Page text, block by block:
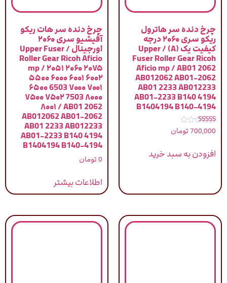
چرخ دنده سر هاترول
ریکو سری ۲۰۶۰ درجه
کیفیت یک (A) / Upper
Fuser Roller Gear Ricoh
Aficio mp / AB01 2062
AB012062 AB01-2062
AB01 2233 AB012233
AB01-2233 B140 4194
B1404194 B140-4194
نمره
5.00
700,000 تومان
افزودن به سبد خرید
چرخ دنده سر هات ریکو
آفیشیو سری ۲۰۶۰
اورجینال / Upper Fuser
Roller Gear Ricoh Aficio
mp / ۲۰۵۱ ۲۰۶۰ ۲۰۷۵
۵۵۰۰ ۶۰۰۰ ۶۰۰۱ ۶۰۰۲
۶۵۰۰ 6503 ۷۰۰۰ ۷۰۰۱
۷۵۰۰ ۷۵۰۲ 7503 ۸۰۰۰
۸۰۰۱ / AB01 2062
AB012062 AB01-2062
AB01 2233 AB012233
AB01-2233 B140 4194
B1404194 B140-4194
0 تومان
اطلاعات بیشتر